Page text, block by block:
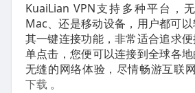
KuaiLian VPN支持多种平台，
Mac、还是移动设备，用户都可以
其一键连接功能，非常适合追求
单点击，您便可以连接到全球各
无缝的网络体验，尽情畅游互联
下载 。